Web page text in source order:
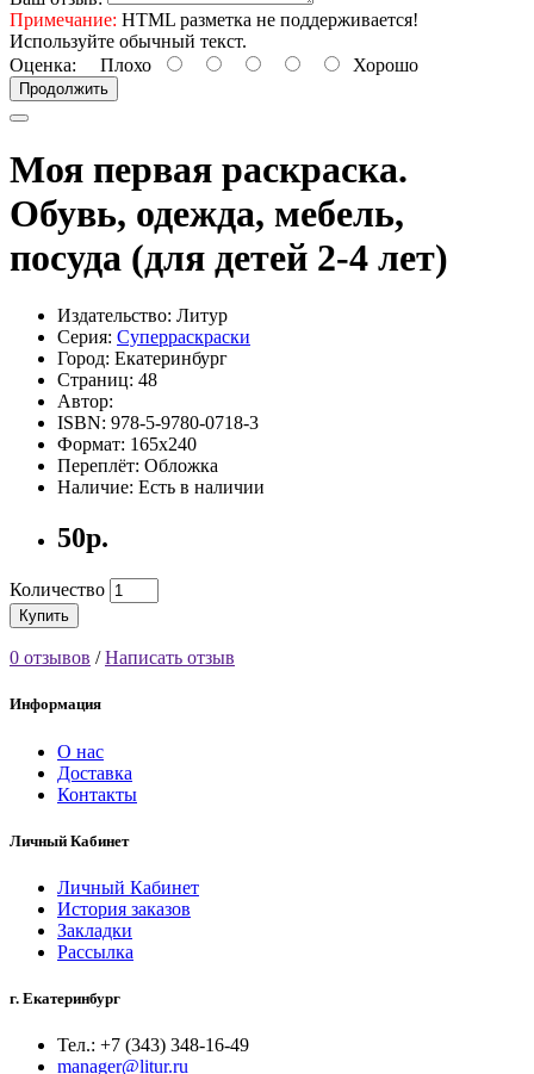
Примечание: HTML разметка не поддерживается!
Используйте обычный текст.
Оценка: Плохо Хорошо
Продолжить
Моя первая раскраска.
Обувь, одежда, мебель,
посуда (для детей 2-4 лет)
Издательство: Литур
Серия: Суперраскраски
Город: Екатеринбург
Страниц: 48
Автор:
ISBN: 978-5-9780-0718-3
Формат: 165х240
Переплёт: Обложка
Наличие: Есть в наличии
50р.
Количество
Купить
0 отзывов /Написать отзыв
Информация
О нас
Доставка
Контакты
Личный Кабинет
Личный Кабинет
История заказов
Закладки
Рассылка
г. Екатеринбург
Тел.: +7 (343) 348-16-49
manager@litur.ru